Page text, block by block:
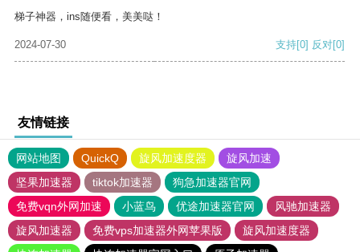
梯子神器，ins随便看，美美哒！
2024-07-30 支持[0] 反对[0]
友情链接
网站地图 QuickQ 旋风加速度器
旋风加速
坚果加速器
tiktok加速器
狗急加速器官网
免费vqn外网加速
小蓝鸟 优途加速器官网
风驰加速器
旋风加速器
免费vps加速器外网苹果版
旋风加速度器